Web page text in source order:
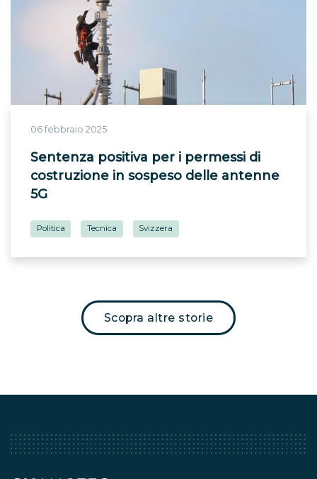
06 febbraio 2025
Sentenza positiva per i permessi di
costruzione in sospeso delle antenne
5G
Politica Tecnica Svizzera
Scopra altre storie